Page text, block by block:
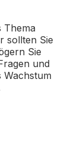
Thema
sollten Sie
Sie
und
Wachstum